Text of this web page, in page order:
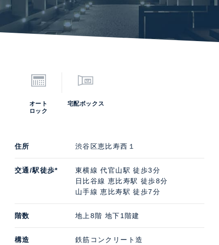
オート
ロック
宅配ボックス
住所 渋谷区恵比寿西１
交通/駅徒歩*
東横線 代官山駅 徒歩3分
日比谷線 恵比寿駅 徒歩8分
山手線 恵比寿駅 徒歩7分
階数 地上8階 地下1階建
構造 鉄筋コンクリート造